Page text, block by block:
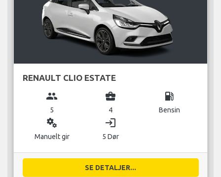
RENAULT CLIO ESTATE
group
5
business_center
4
local_gas_station
Bensin
miscellaneous_services
Manuelt gir
login
5 Dør
SE DETALJER...